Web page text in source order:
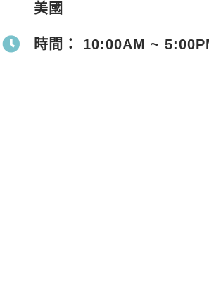
美國
時間： 10:00AM ~